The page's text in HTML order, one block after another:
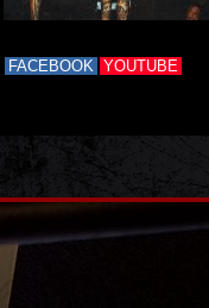
FACEBOOK YOUTUBE